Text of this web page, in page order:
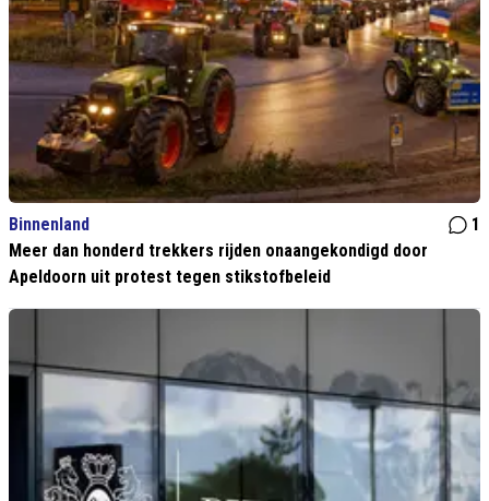
Binnenland
1
Meer dan honderd trekkers rijden onaangekondigd door
Apeldoorn uit protest tegen stikstofbeleid